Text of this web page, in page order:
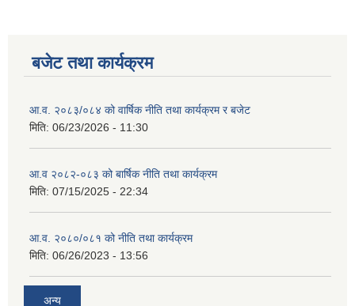
बजेट तथा कार्यक्रम
आ.व. २०८३/०८४ को वार्षिक नीति तथा कार्यक्रम र बजेट
मिति: 06/23/2026 - 11:30
आ.व २०८२-०८३ को बार्षिक नीति तथा कार्यक्रम
मिति: 07/15/2025 - 22:34
आ.व. २०८०/०८१ को नीति तथा कार्यक्रम
मिति: 06/26/2023 - 13:56
अन्य